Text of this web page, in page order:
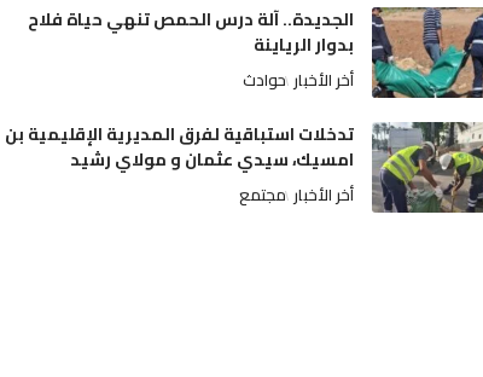
الجديدة.. آلة درس الحمص تنهي حياة فلاح
بدوار الرياينة
أخر الأخبار حوادث
تدخلات استباقية لفرق المديرية الإقليمية بن
امسيك، سيدي عثمان و مولاي رشيد
أخر الأخبار مجتمع